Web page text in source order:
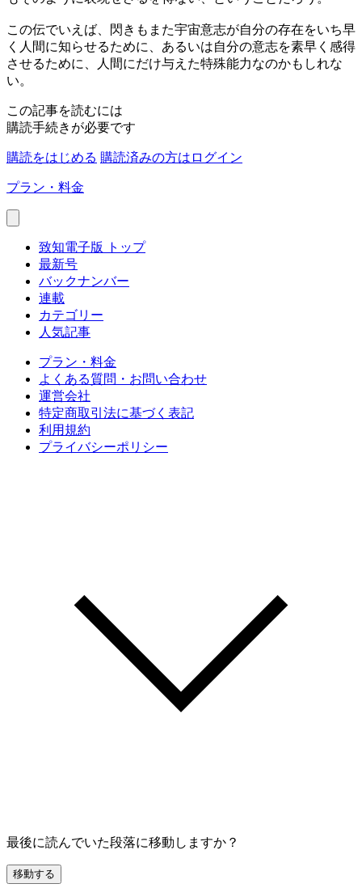
この伝でいえば、閃きもまた宇宙意志が自分の存在をいち早
く人間に知らせるために、あるいは自分の意志を素早く感得
させるために、人間にだけ与えた特殊能力なのかもしれな
い。
この記事を読むには
購読手続きが必要です
購読をはじめる 購読済みの方はログイン
プラン・料金
致知電子版 トップ
最新号
バックナンバー
連載
カテゴリー
人気記事
プラン・料金
よくある質問・お問い合わせ
運営会社
特定商取引法に基づく表記
利用規約
プライバシーポリシー
最後に読んでいた段落に移動しますか？
移動する